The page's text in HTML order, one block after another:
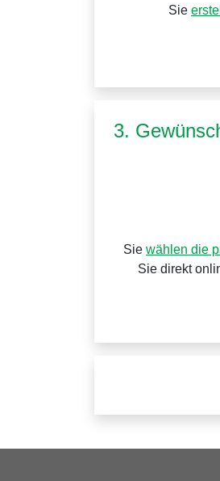
Sie
3.
Sie wählen die
Sie direkt